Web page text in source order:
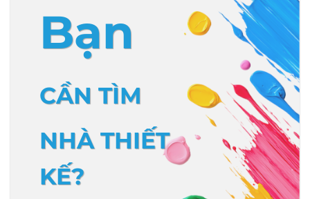
Bạn
CẦN TÌM
NHÀ THIẾT
KẾ?